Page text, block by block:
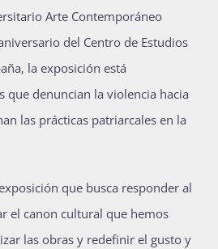
Arte Contemporáneo
del Centro de Estudios
la exposición está
que denuncian la violencia hacia
las prácticas patriarcales en la
que busca responder al
el canon cultural que hemos
las obras y redefinir el gusto y